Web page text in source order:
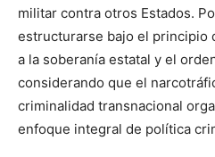
militar contra otros Estados.
estructurarse bajo el principio
a la soberanía estatal y el
considerando que el
criminalidad transnacional
enfoque integral de política